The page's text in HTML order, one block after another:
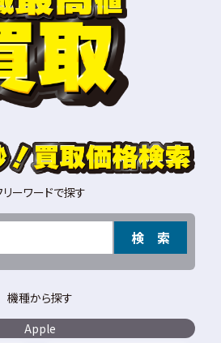
リーワードで探す
検 索
機種から探す
Apple